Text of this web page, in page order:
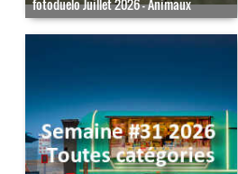
fotoduelo Juillet 2026 - Animaux